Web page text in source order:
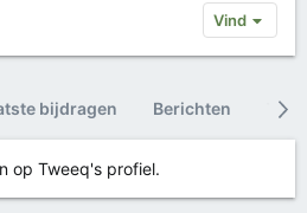
Vind
bijdragen Berichten
op Tweeq's profiel.